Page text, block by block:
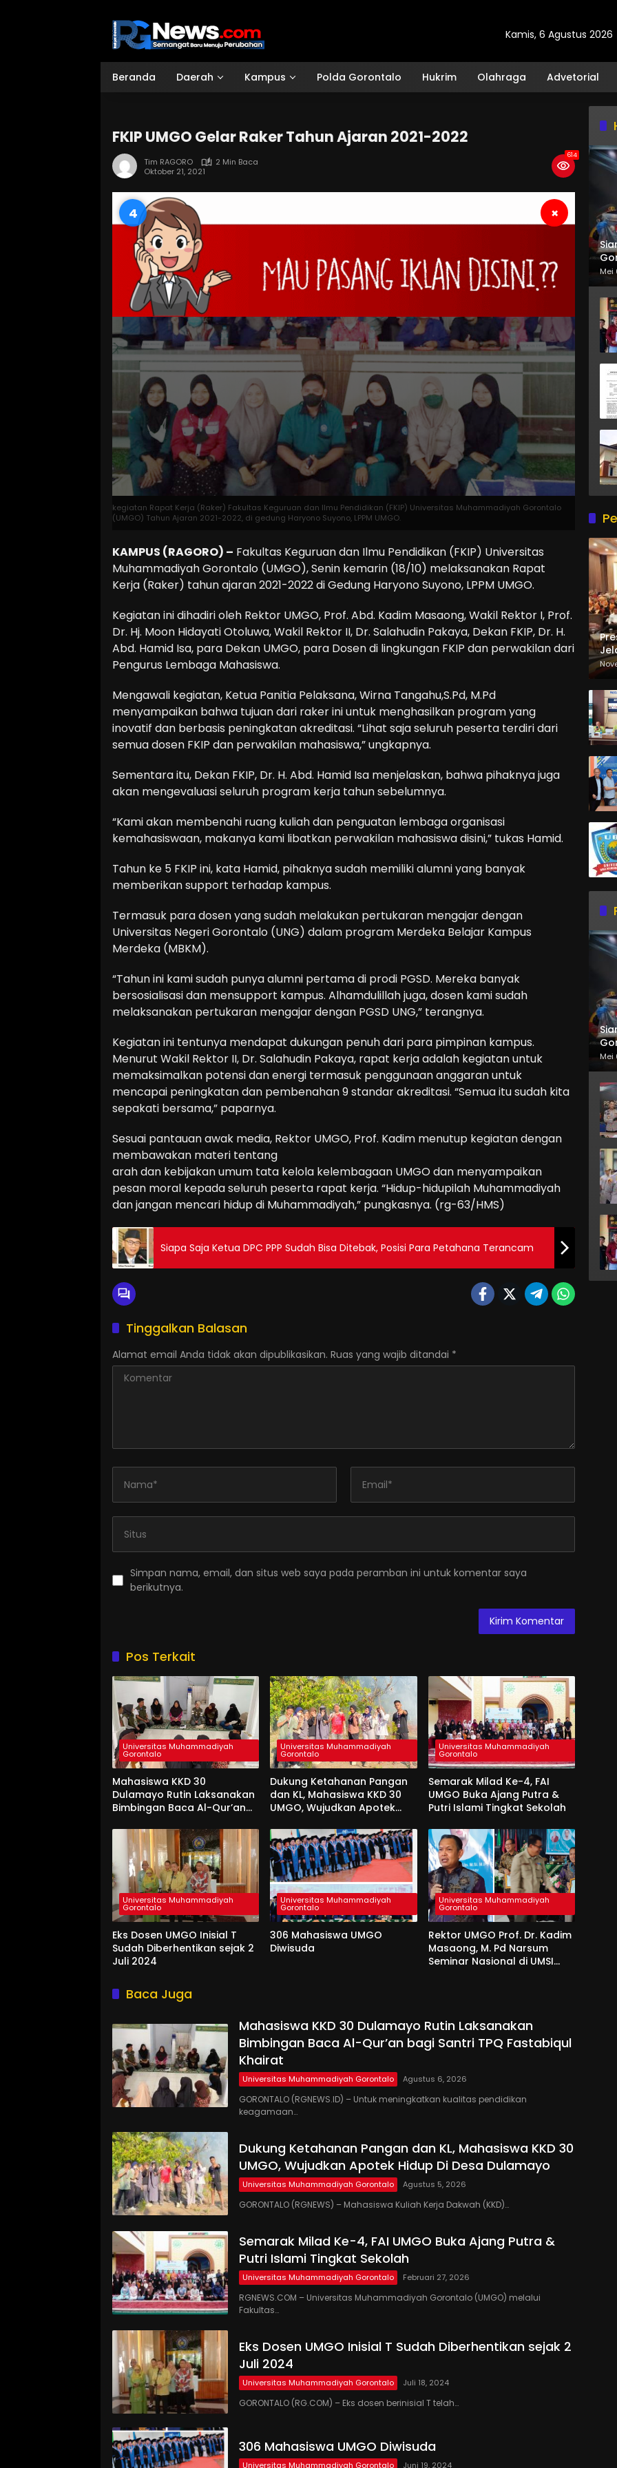
Kamis, 6 Agustus 2026
Beranda Daerah Kampus Polda Gorontalo Hukrim Olahraga Advetorial
FKIP UMGO Gelar Raker Tahun Ajaran 2021-2022
Tim RAGORO
2 Min Baca
Oktober 21, 2021
614
3 ×
kegiatan Rapat Kerja (Raker) Fakultas Keguruan dan Ilmu Pendidikan (FKIP) Universitas Muhammadiyah Gorontalo
(UMGO) Tahun Ajaran 2021-2022, di gedung Haryono Suyono, LPPM UMGO.
KAMPUS (RAGORO) – Fakultas Keguruan dan Ilmu Pendidikan (FKIP) Universitas
Muhammadiyah Gorontalo (UMGO), Senin kemarin (18/10) melaksanakan Rapat
Kerja (Raker) tahun ajaran 2021-2022 di Gedung Haryono Suyono, LPPM UMGO.
Kegiatan ini dihadiri oleh Rektor UMGO, Prof. Abd. Kadim Masaong, Wakil Rektor I, Prof.
Dr. Hj. Moon Hidayati Otoluwa, Wakil Rektor II, Dr. Salahudin Pakaya, Dekan FKIP, Dr. H.
Abd. Hamid Isa, para Dekan UMGO, para Dosen di lingkungan FKIP dan perwakilan dari
Pengurus Lembaga Mahasiswa.
Mengawali kegiatan, Ketua Panitia Pelaksana, Wirna Tangahu,S.Pd, M.Pd
menyampaikan bahwa tujuan dari raker ini untuk menghasilkan program yang
inovatif dan berbasis peningkatan akreditasi. “Lihat saja seluruh peserta terdiri dari
semua dosen FKIP dan perwakilan mahasiswa,” ungkapnya.
Sementara itu, Dekan FKIP, Dr. H. Abd. Hamid Isa menjelaskan, bahwa pihaknya juga
akan mengevaluasi seluruh program kerja tahun sebelumnya.
“Kami akan membenahi ruang kuliah dan penguatan lembaga organisasi
kemahasiswaan, makanya kami libatkan perwakilan mahasiswa disini,” tukas Hamid.
Tahun ke 5 FKIP ini, kata Hamid, pihaknya sudah memiliki alumni yang banyak
memberikan support terhadap kampus.
Termasuk para dosen yang sudah melakukan pertukaran mengajar dengan
Universitas Negeri Gorontalo (UNG) dalam program Merdeka Belajar Kampus
Merdeka (MBKM).
“Tahun ini kami sudah punya alumni pertama di prodi PGSD. Mereka banyak
bersosialisasi dan mensupport kampus. Alhamdulillah juga, dosen kami sudah
melaksanakan pertukaran mengajar dengan PGSD UNG,” terangnya.
Kegiatan ini tentunya mendapat dukungan penuh dari para pimpinan kampus.
Menurut Wakil Rektor II, Dr. Salahudin Pakaya, rapat kerja adalah kegiatan untuk
memaksimalkan potensi dan energi termasuk penggunaan anggaran untuk
mencapai peningkatan dan pembenahan 9 standar akreditasi. “Semua itu sudah kita
sepakati bersama,” paparnya.
Sesuai pantauan awak media, Rektor UMGO, Prof. Kadim menutup kegiatan dengan
membawakan materi tentang
arah dan kebijakan umum tata kelola kelembagaan UMGO dan menyampaikan
pesan moral kepada seluruh peserta rapat kerja. “Hidup-hidupilah Muhammadiyah
dan jangan mencari hidup di Muhammadiyah,” pungkasnya. (rg-63/HMS)
Siapa Saja Ketua DPC PPP Sudah Bisa Ditebak, Posisi Para Petahana Terancam
Tinggalkan Balasan
Alamat email Anda tidak akan dipublikasikan. Ruas yang wajib ditandai *
Simpan nama, email, dan situs web saya pada peramban ini untuk komentar saya
berikutnya.
Pos Terkait
Universitas Muhammadiyah
Gorontalo
Mahasiswa KKD 30
Dulamayo Rutin Laksanakan
Bimbingan Baca Al-Qur’an
Khairat
Universitas Muhammadiyah
Gorontalo
Dukung Ketahanan Pangan
dan KL, Mahasiswa KKD 30
UMGO, Wujudkan Apotek
Universitas Muhammadiyah
Gorontalo
Semarak Milad Ke-4, FAI
UMGO Buka Ajang Putra &
Putri Islami Tingkat Sekolah
Universitas Muhammadiyah
Gorontalo
Eks Dosen UMGO Inisial T
Sudah Diberhentikan sejak 2
Juli 2024
Universitas Muhammadiyah
Gorontalo
306 Mahasiswa UMGO
Diwisuda
Universitas Muhammadiyah
Gorontalo
Rektor UMGO Prof. Dr. Kadim
Masaong, M. Pd Narsum
Seminar Nasional di UMSI
Baca Juga
Mahasiswa KKD 30 Dulamayo Rutin Laksanakan
Bimbingan Baca Al-Qur’an bagi Santri TPQ Fastabiqul
Khairat
Universitas Muhammadiyah Gorontalo Agustus 6, 2026
GORONTALO (RGNEWS.ID) – Untuk meningkatkan kualitas pendidikan
keagamaan…
Dukung Ketahanan Pangan dan KL, Mahasiswa KKD 30
UMGO, Wujudkan Apotek Hidup Di Desa Dulamayo
Universitas Muhammadiyah Gorontalo Agustus 5, 2026
GORONTALO (RGNEWS) – Mahasiswa Kuliah Kerja Dakwah (KKD)…
Semarak Milad Ke-4, FAI UMGO Buka Ajang Putra &
Putri Islami Tingkat Sekolah
Universitas Muhammadiyah Gorontalo Februari 27, 2026
RGNEWS.COM – Universitas Muhammadiyah Gorontalo (UMGO) melalui
Fakultas…
Eks Dosen UMGO Inisial T Sudah Diberhentikan sejak 2
Juli 2024
Universitas Muhammadiyah Gorontalo Juli 18, 2024
GORONTALO (RG.COM) – Eks dosen berinisial T telah…
306 Mahasiswa UMGO Diwisuda
Universitas Muhammadiyah Gorontalo Juni 19, 2024
Mei
Mei